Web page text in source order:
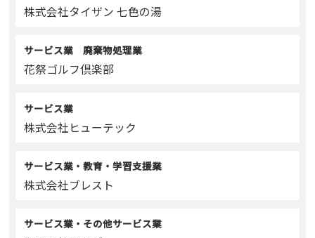
株式会社タイザン 七色の湯
サービス業 廃棄物処理業
花祭ゴルフ倶楽部
サービス業
株式会社ヒューテック
サービス業・教育・学習支援業
株式会社ブレスト
サービス業・その他サービス業